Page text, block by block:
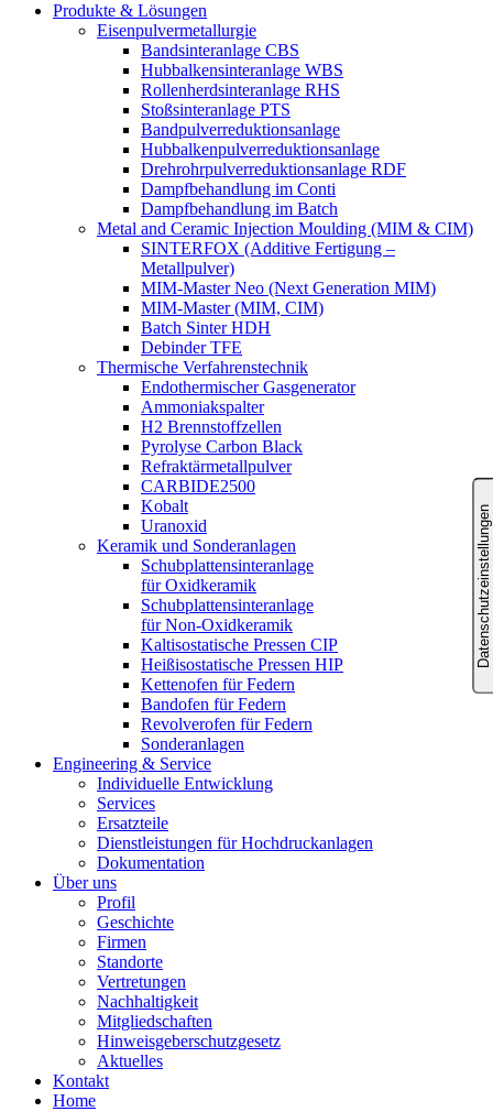
Produkte & Lösungen
Eisenpulvermetallurgie
Bandsinteranlage CBS
Hubbalkensinteranlage WBS
Rollenherdsinteranlage RHS
Stoßsinteranlage PTS
Bandpulverreduktionsanlage
Hubbalkenpulverreduktionsanlage
Drehrohrpulverreduktionsanlage RDF
Dampfbehandlung im Conti
Dampfbehandlung im Batch
Metal and Ceramic Injection Moulding (MIM & CIM)
SINTERFOX (Additive Fertigung –
Metallpulver)
MIM-Master Neo (Next Generation MIM)
MIM-Master (MIM, CIM)
Batch Sinter HDH
Debinder TFE
Thermische Verfahrenstechnik
Endothermischer Gasgenerator
Ammoniakspalter
H2 Brennstoffzellen
Pyrolyse Carbon Black
Refraktärmetallpulver
CARBIDE2500
Kobalt
Uranoxid
Keramik und Sonderanlagen
Schubplattensinteranlage
für Oxidkeramik
Schubplattensinteranlage
für Non-Oxidkeramik
Kaltisostatische Pressen CIP
Heißisostatische Pressen HIP
Kettenofen für Federn
Bandofen für Federn
Revolverofen für Federn
Sonderanlagen
Engineering & Service
Individuelle Entwicklung
Services
Ersatzteile
Dienstleistungen für Hochdruckanlagen
Dokumentation
Über uns
Profil
Geschichte
Firmen
Standorte
Vertretungen
Nachhaltigkeit
Mitgliedschaften
Hinweisgeberschutzgesetz
Aktuelles
Kontakt
Home